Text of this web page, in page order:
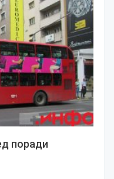
поради